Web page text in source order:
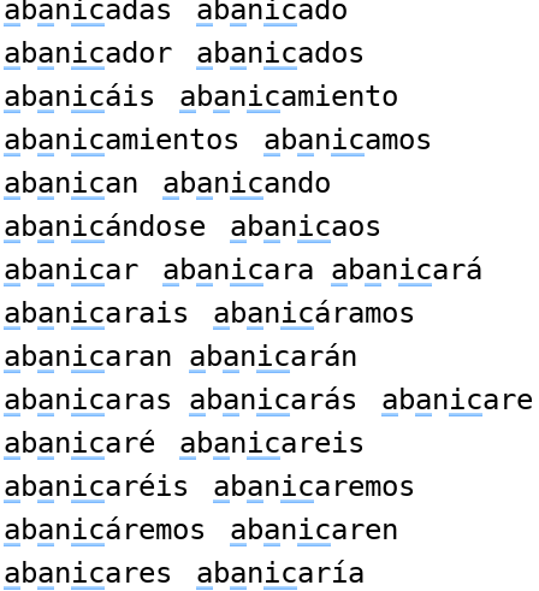
abanicadas abanicado
abanicador abanicados
abanicáis abanicamiento
abanicamientos abanicamos
abanican abanicando
abanicándose abanicaos
abanicar abanicara abanicará
abanicarais abanicáramos
abanicaran abanicarán
abanicaras abanicarás abanicare
abanicaré abanicareis
abanicaréis abanicaremos
abanicáremos abanicaren
abanicares abanicaría